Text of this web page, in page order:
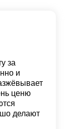
за
и
ценю
делают